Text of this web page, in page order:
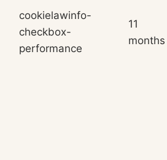
cookielawinfo-
checkbox-
performance
11
months